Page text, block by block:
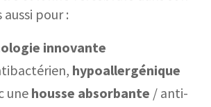
pour :
innovante
hypoallergénique
unehousse absorbante / anti-